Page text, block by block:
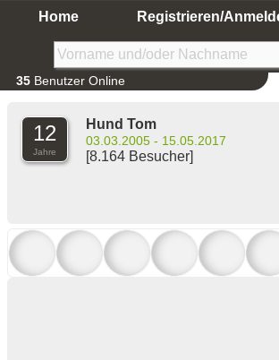
Home Registrieren/
35 Benutzer Online
12
Jahre
Hund Tom
03.03.2005 - 15.05.2017
[8.164 Besucher]